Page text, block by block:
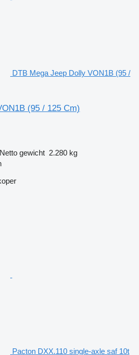
DTB Mega Jeep Dolly VON1B (95 /
(95 / 125 Cm)
Netto gewicht 2.280 kg
Pacton DXX.110 single-axle saf 10t